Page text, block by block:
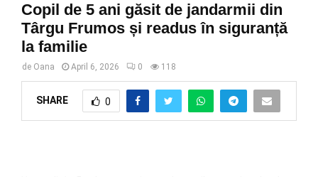
Copil de 5 ani găsit de jandarmii din
Târgu Frumos și readus în siguranță
la familie
de Oana April 6, 2026 0 118
SHARE 0